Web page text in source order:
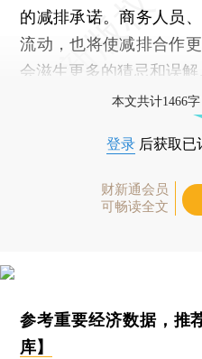
的减排承诺。商务人员
流动，也将使减排合作
会滋生更多的猜忌和误解
本文共计1466
登录 后获取已
财新通会员
可畅读全文
参考重要经济数据，推
库】